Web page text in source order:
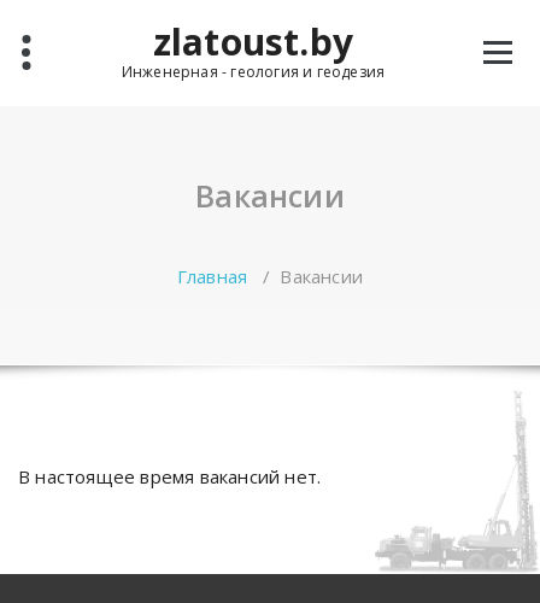
содержимому
zlatoust.by
Инженерная - геология и геодезия
Вакансии
Главная / Вакансии
В настоящее время вакансий нет.